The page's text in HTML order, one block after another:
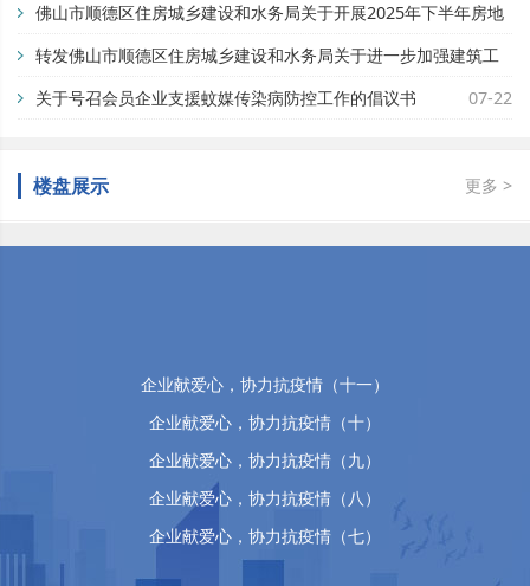
用地开竣工管理办法》公平竞争审查征求公众意见的公告【佛自
然资顺告〔2025〕93号】
11-28
佛山市顺德区住房城乡建设和水务局关于开展2025年下半年房地
产市场专项检查的通知
08-28
转发佛山市顺德区住房城乡建设和水务局关于进一步加强建筑工
地蚊媒传染病疫情防控工作的通知
07-29
关于号召会员企业支援蚊媒传染病防控工作的倡议书 07-22
楼盘展示 更多 >
企业献爱心，协力抗疫情（十一）
企业献爱心，协力抗疫情（十）
企业献爱心，协力抗疫情（九）
企业献爱心，协力抗疫情（八）
企业献爱心，协力抗疫情（七）